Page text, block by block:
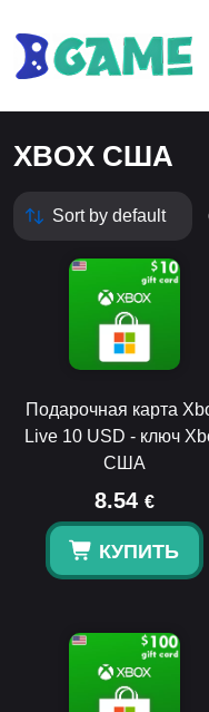
XBOX США
Подарочная карта
Live 10 USD - ключ
США
8.54 €
КУПИТЬ